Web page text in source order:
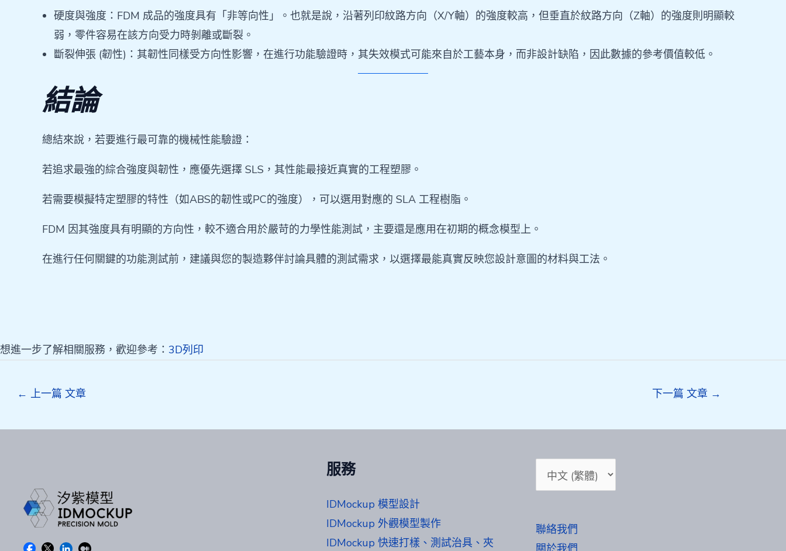
硬度與強度：FDM 成品的強度具有「非等向性」。也就是說，沿著列印紋路方向（X/Y軸）的強度較高，但垂直於紋路方向（Z軸）的強度則明顯較
弱，零件容易在該方向受力時剝離或斷裂。
斷裂伸張 (韌性)：其韌性同樣受方向性影響，在進行功能驗證時，其失效模式可能來自於工藝本身，而非設計缺陷，因此數據的參考價值較低。
結論
總結來說，若要進行最可靠的機械性能驗證：
若追求最強的綜合強度與韌性，應優先選擇 SLS，其性能最接近真實的工程塑膠。
若需要模擬特定塑膠的特性（如ABS的韌性或PC的強度），可以選用對應的 SLA 工程樹脂。
FDM 因其強度具有明顯的方向性，較不適合用於嚴苛的力學性能測試，主要還是應用在初期的概念模型上。
在進行任何關鍵的功能測試前，建議與您的製造夥伴討論具體的測試需求，以選擇最能真實反映您設計意圖的材料與工法。
想進一步了解相關服務，歡迎參考： 3D列印
← 上一篇 文章 下一篇 文章 →
服務
IDMockup 模型設計
IDMockup 外觀模型製作
IDMockup 快速打樣、測試治具、夾
Choose
聯絡我們